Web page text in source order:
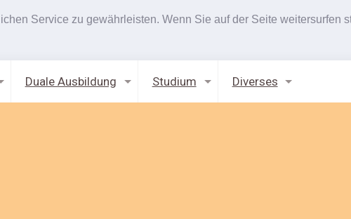
Service zu gewährleisten. Wenn Sie auf der Seite weitersurfen
Duale Ausbildung Studium Diverses